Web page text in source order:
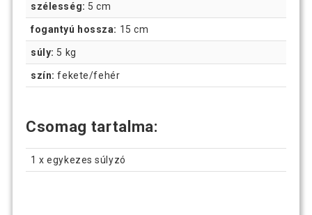
szélesség: 5 cm
fogantyú hossza: 15 cm
súly: 5 kg
szín: fekete/fehér
Csomag tartalma:
1 x egykezes súlyzó